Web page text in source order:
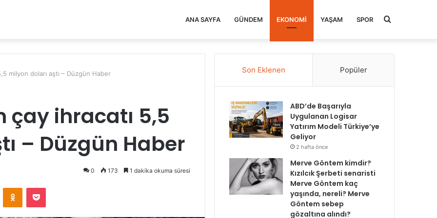
ANA SAYFA GÜNDEM EKONOMI YAŞAM SPOR Arama
milyon doları aştı – Düzgün Haber
çay ihracatı 5,5
– Düzgün Haber
0 173 1 dakika okuma süresi
Odnoklassniki
Pocket
Son Eklenen Popüler
ABD’de Başarıyla
Uygulanan Logisar
Yatırım Modeli Türkiye’ye
Geliyor
2 hafta önce
Merve Göntem kimdir?
Kızılcık Şerbeti senaristi
Merve Göntem kaç
yaşında, nereli? Merve
Göntem sebep
gözaltına alındı?